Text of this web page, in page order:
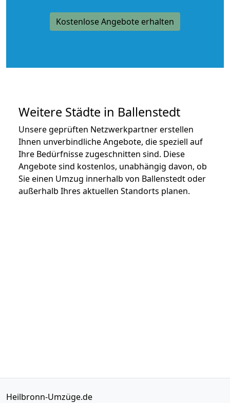
Kostenlose Angebote erhalten
Weitere Städte in Ballenstedt
Unsere geprüften Netzwerkpartner erstellen
Ihnen unverbindliche Angebote, die speziell auf
Ihre Bedürfnisse zugeschnitten sind. Diese
Angebote sind kostenlos, unabhängig davon, ob
Sie einen Umzug innerhalb von Ballenstedt oder
außerhalb Ihres aktuellen Standorts planen.
Heilbronn-Umzüge.de